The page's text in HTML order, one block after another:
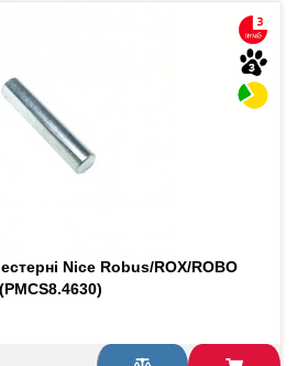
Nice Robus/ROX/ROBO
(PMCS8.4630)